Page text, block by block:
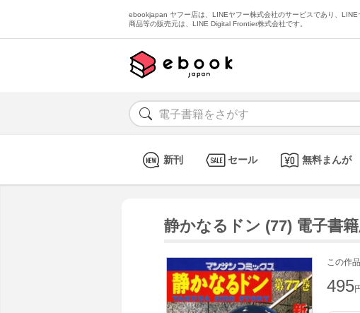
ebookjapan ヤフー店は、LINEヤフー株式会社のサービスであり、
商品等の販売元は、LINE Digital Frontier株式会社です。
新刊 セール 無料まんが
静かなるドン (77) 電子書
この作
495